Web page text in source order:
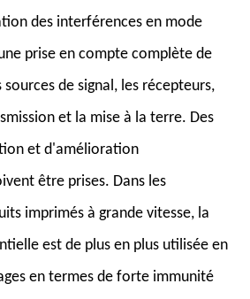
des interférences en mode
prise en compte complète de
de signal, les récepteurs,
et la mise à la terre. Des
et d'amélioration
être prises. Dans les
imprimés à grande vitesse, la
est de plus en plus utilisée en
en termes de forte immunité